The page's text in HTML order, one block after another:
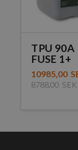
TPU 90A
FUSE 1+
10985,00
8788,00 SEK